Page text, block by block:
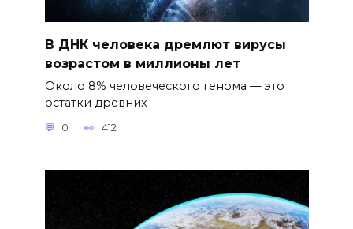
В ДНК человека дремлют вирусы
возрастом в миллионы лет
Около 8% человеческого генома — это
остатки древних
0 412